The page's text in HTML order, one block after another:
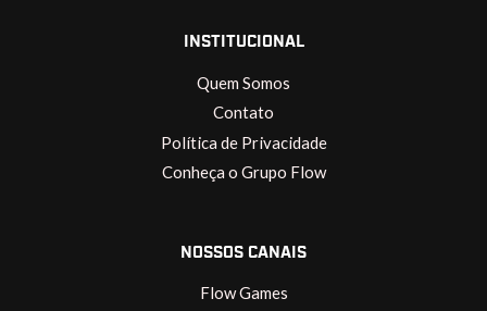
INSTITUCIONAL
Quem Somos
Contato
Política de Privacidade
Conheça o Grupo Flow
NOSSOS CANAIS
Flow Games